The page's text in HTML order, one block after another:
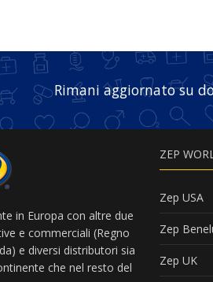
Rimani aggiornato su
in Europa con altre due
e commerciali (Regno
e diversi distributori sia
che nel resto del
ZEP
Zep USA
Zep
Zep UK